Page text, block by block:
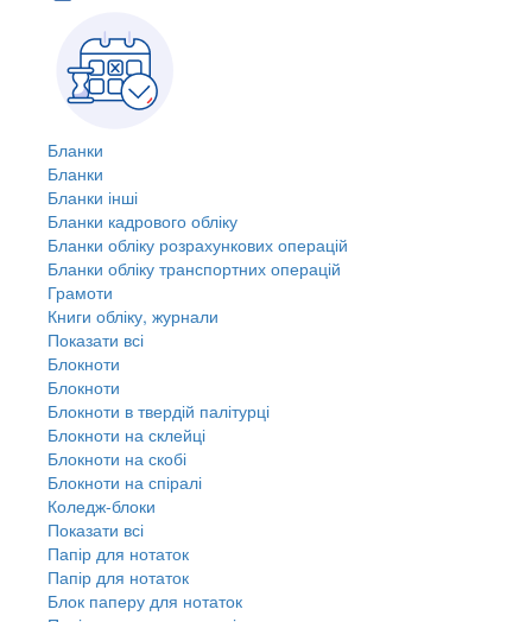
Бланки
Бланки
Бланки інші
Бланки кадрового обліку
Бланки обліку розрахункових операцій
Бланки обліку транспортних операцій
Грамоти
Книги обліку, журнали
Показати всі
Блокноти
Блокноти
Блокноти в твердій палітурці
Блокноти на склейці
Блокноти на скобі
Блокноти на спіралі
Коледж-блоки
Показати всі
Папір для нотаток
Папір для нотаток
Блок паперу для нотаток